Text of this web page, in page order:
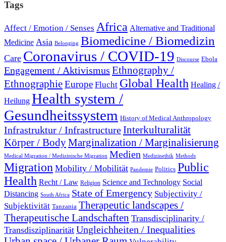
Tags
Affect / Emotion / Senses Africa Alternative and Traditional
Medicine Asia Belonging Biomedicine / Biomedizin
Care Coronavirus / COVID-19 Discourse Ebola
Engagement / Aktivismus Ethnography /
EthnographieEurope Flucht Global Health Healing /
Heilung Health system /
Gesundheitssystem History of Medical Anthropology
Infrastruktur / InfrastructureInterkulturalität
Körper / BodyMarginalization / Marginalisierung
Medical Migration / Medizinische Migration Medien Medizinethik Methods
Migration Mobility / Mobilität Pandemie Politics Public
Health Recht / Law Religion Science and Technology Social
Distancing South Africa State of Emergency Subjectivity /
Subjektivität Tanzania Therapeutic landscapes /
Therapeutische Landschaften Transdisciplinarity /
Transdisziplinarität Ungleichheiten / Inequalities